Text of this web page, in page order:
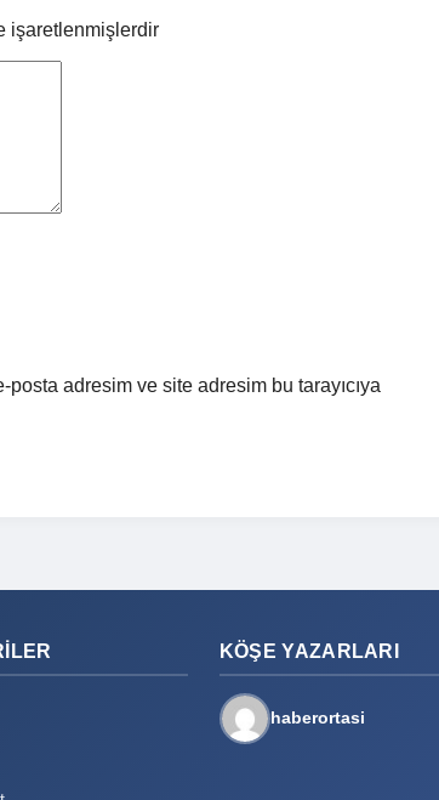
işaretlenmişlerdir
posta adresim ve site adresim bu tarayıcıya
KÖŞE YAZARLARI
haberortasi